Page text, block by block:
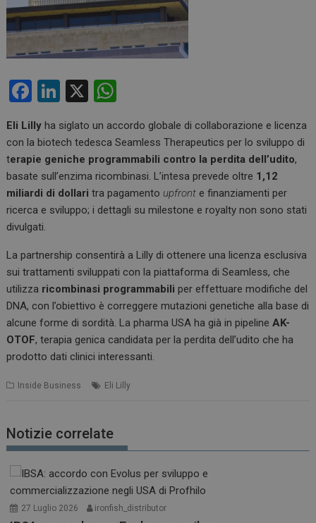
F
ce
b
o
o
k
Li
ke
dI
n
X
at
s
A
p
Eli Lilly ha siglato un accordo globale di collaborazione e licenza
con la biotech tedesca Seamless Therapeutics per lo sviluppo di
terapie geniche programmabili contro la perdita dell’udito,
basate sull’enzima ricombinasi. L’intesa prevede oltre 1,12
miliardi di dollari tra pagamento upfront e finanziamenti per
ricerca e sviluppo; i dettagli su milestone e royalty non sono stati
divulgati.
La partnership consentirà a Lilly di ottenere una licenza esclusiva
sui trattamenti sviluppati con la piattaforma di Seamless, che
utilizza ricombinasi programmabili per effettuare modifiche del
DNA, con l’obiettivo è correggere mutazioni genetiche alla base di
alcune forme di sordità. La pharma USA ha già in pipelineAK-
OTOF, terapia genica candidata per la perdita dell’udito che ha
prodotto dati clinici interessanti.
Inside Business Eli Lilly
Notizie correlate
27 Luglio 2026 ironfish_distributor